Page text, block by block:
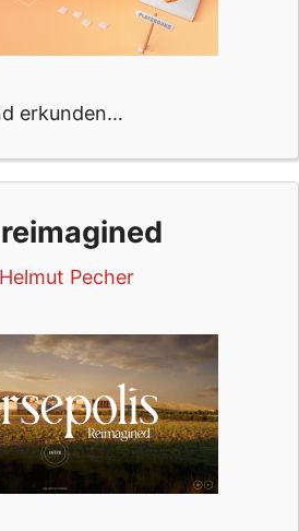
erkunden…
Helmut Pecher